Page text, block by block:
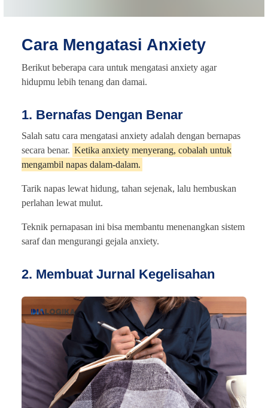
Cara Mengatasi Anxiety
Berikut beberapa cara untuk mengatasi anxiety agar
hidupmu lebih tenang dan damai.
1. Bernafas Dengan Benar
Salah satu cara mengatasi anxiety adalah dengan bernapas
secara benar. Ketika anxiety menyerang, cobalah untuk
mengambil napas dalam-dalam.
Tarik napas lewat hidung, tahan sejenak, lalu hembuskan
perlahan lewat mulut.
Teknik pernapasan ini bisa membantu menenangkan sistem
saraf dan mengurangi gejala anxiety.
2. Membuat Jurnal Kegelisahan